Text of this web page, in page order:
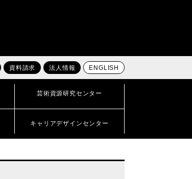
資料請求 法人情報 ENGLISH
芸術資源研究センター
キャリアデザインセンター